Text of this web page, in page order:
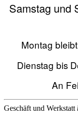
Samstag und
Montag
Dienstag bis
An
Geschäft und Werkstatt